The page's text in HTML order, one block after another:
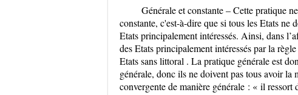
Générale et constante – Cette pratique
constante, c'est-à-dire que si tous les Etats ne
Etats principalement intéressés. Ainsi, dans
des Etats principalement intéressés par la
Etats sans littoral . La pratique générale est
générale, donc ils ne doivent pas tous avoir
convergente de manière générale : « il